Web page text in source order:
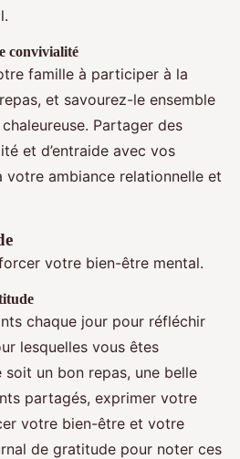
convivialité
famille à participer à la
et savourez-le ensemble
Partager des
et d’entraide avec vos
votre ambiance relationnelle et
votre bien-être mental.
chaque jour pour réfléchir
lesquelles vous êtes
soit un bon repas, une belle
partagés, exprimer votre
votre bien-être et votre
de gratitude pour noter ces